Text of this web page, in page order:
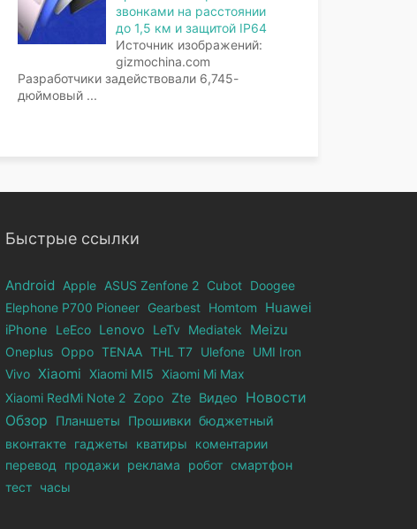
звонками на расстоянии
до 1,5 км и защитой IP64
Источник изображений:
gizmochina.com
Разработчики задействовали 6,745-
дюймовый ...
Быстрые ссылки
Android Apple ASUS Zenfone 2 Cubot Doogee
Elephone Р700 Pioneer Gearbest Homtom
Huawei
iPhone
LeEco Lenovo LeTv Mediatek Meizu
Oneplus Oppo TENAA THL T7 Ulefone UMI Iron
Vivo Xiaomi Xiaomi MI5 Xiaomi Mi Max
Xiaomi RedMi Note 2 Zopo Zte Видео Новости
Обзор Планшеты Прошивки бюджетный
вконтакте гаджеты кватиры
коментарии
перевод
продажи реклама робот смартфон
тест часы